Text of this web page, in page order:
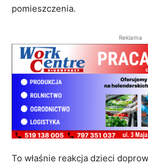
pomieszczenia.
Reklama
To właśnie reakcja dzieci